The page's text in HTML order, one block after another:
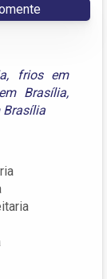
,
frios em
Brasília,
Brasília